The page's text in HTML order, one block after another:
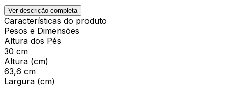
Ver descrição completa
Características do produto
Pesos e Dimensões
Altura dos Pés
30 cm
Altura (cm)
63,6 cm
Largura (cm)